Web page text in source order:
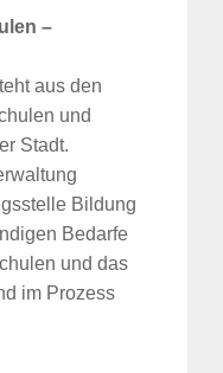
–
aus den
und
Stadt.
Bildung
Bedarfe
und das
im Prozess